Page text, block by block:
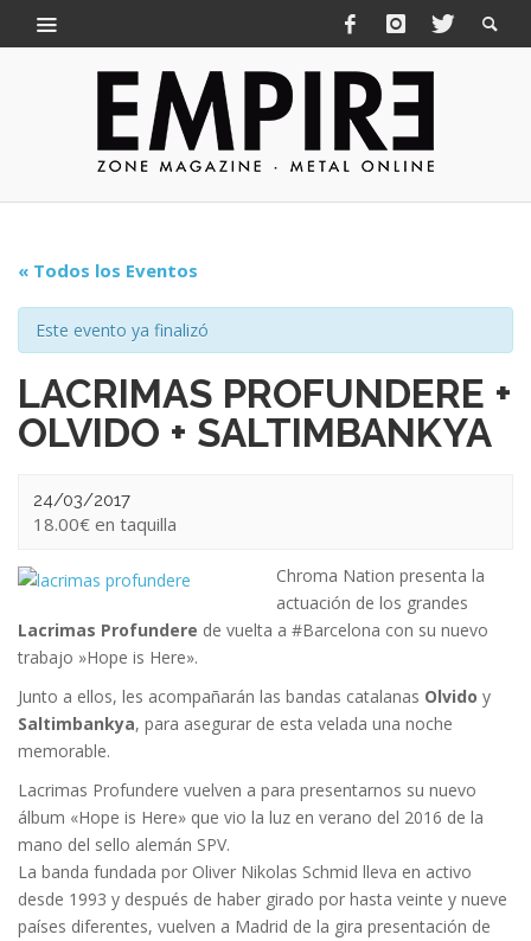
« Todos los Eventos
Este evento ya finalizó
LACRIMAS PROFUNDERE +
OLVIDO + SALTIMBANKYA
24/03/2017
18.00€
Chroma Nation presenta la
actuación de los grandes
Lacrimas Profundere de vuelta a #Barcelona con su nuevo
trabajo »Hope is Here».
Junto a ellos, les acompañarán las bandas catalanas Olvido y
Saltimbankya, para asegurar de esta velada una noche
memorable.
Lacrimas Profundere vuelven a para presentarnos su nuevo
álbum «Hope is Here» que vio la luz en verano del 2016 de la
mano del sello alemán SPV.
La banda fundada por Oliver Nikolas Schmid lleva en activo
desde 1993 y después de haber girado por hasta veinte y nueve
países diferentes, vuelven a Madrid de la gira presentación de